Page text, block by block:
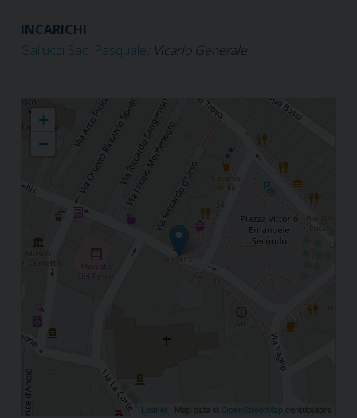
INCARICHI
Gallucci Sac. Pasquale : Vicario Generale
Vicario Generale e Moderatore di Curia
+
−
Leaflet | Map data © OpenStreetMap contributors